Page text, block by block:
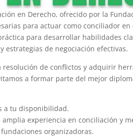
en Derecho, ofrecido por la
para actuar como conciliador
para desarrollar habilidades
estrategias de negociación efectivas.
de conflictos y adquirir
a formar parte del mejor
a tu disponibilidad.
amplia experiencia en conciliación y
organizadoras.